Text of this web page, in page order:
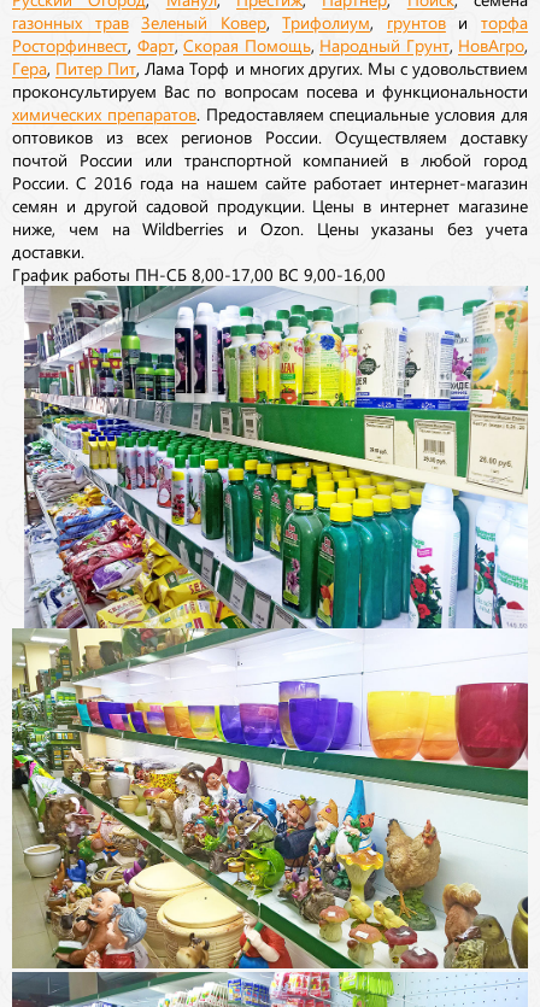
газонных трав Зеленый Ковер,Трифолиум грунтовиторфа
Росторфинвест Фарт, Скорая Помощь Народный Грунт, НовАгро
Гера Питер Пит , Лама Торф и многих других. Мы с удовольствием
проконсультируем Вас по вопросам посева и функциональности
химических препаратов. Предоставляем специальные условия для
оптовиков из всех регионов России. Осуществляем доставку
почтой России или транспортной компанией в любой город
России. С 2016 года на нашем сайте работает интернет-магазин
семян и другой садовой продукции. Цены в интернет магазине
ниже, чем на Wildberries и Ozon. Цены указаны без учета
доставки.
График работы ПН-СБ 8,00-17,00 ВС 9,00-16,00